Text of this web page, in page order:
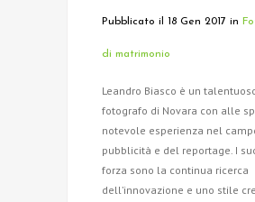
Pubblicato il 18 Gen 2017 in
di matrimonio
Leandro Biasco è un
fotografo di Novara con alle
notevole esperienza nel
pubblicità e del reportage. I
forza sono la continua ricerca
dell’innovazione e uno stile